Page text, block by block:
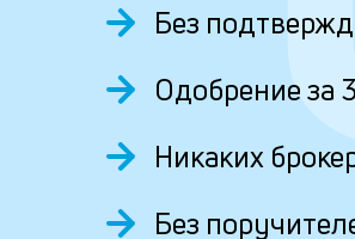
Без
Одобрение за
Никаких
Без